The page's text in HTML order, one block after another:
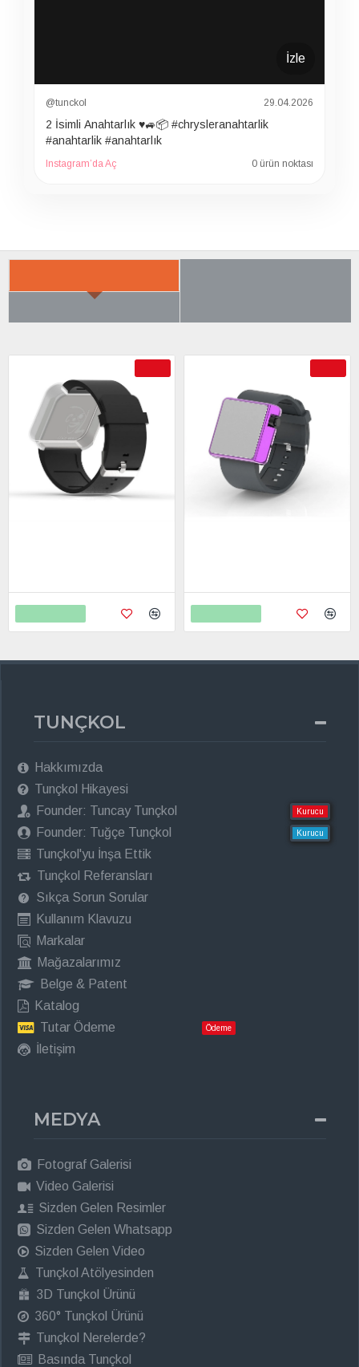
İzle
@tunckol 29.04.2026
2 İsimli Anahtarlık ♥️🚙📦 #chrysleranahtarlik
#anahtarlik #anahtarlık
Instagram’da Aç 0 ürün noktası
TUNÇKOL
Hakkımızda
Tunçkol Hikayesi
Founder: Tuncay Tunçkol
Kurucu
Founder: Tuğçe Tunçkol Kurucu
Tunçkol'yu İnşa Ettik
Tunçkol Referansları
Sıkça Sorun Sorular
Kullanım Klavuzu
Markalar
Mağazalarımız
Belge & Patent
Katalog
Tutar Ödeme
Ödeme
İletişim
MEDYA
Fotograf Galerisi
Video Galerisi
Sizden Gelen Resimler
Sizden Gelen Whatsapp
Sizden Gelen Video
Tunçkol Atölyesinden
3D Tunçkol Ürünü
360° Tunçkol Ürünü
Tunçkol Nerelerde?
Basında Tunçkol